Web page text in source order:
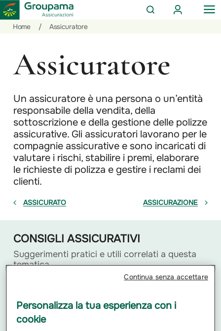
Salta
Privati
rapide
CERCA
AREA
CLIENTI
Home
/ Assicuratore
Assicuratore
Un assicuratore è una persona o un’entità
responsabile della vendita, della
sottoscrizione e della gestione delle polizze
assicurative. Gli assicuratori lavorano per le
compagnie assicurative e sono incaricati di
valutare i rischi, stabilire i premi, elaborare
le richieste di polizza e gestire i reclami dei
clienti.
ASSICURATO ASSICURAZIONE
CONSIGLI ASSICURATIVI
Suggerimenti pratici e utili correlati a questa
tematica
1di
Personalizza la tua esperienza con i
cookie
Continua senza accettare